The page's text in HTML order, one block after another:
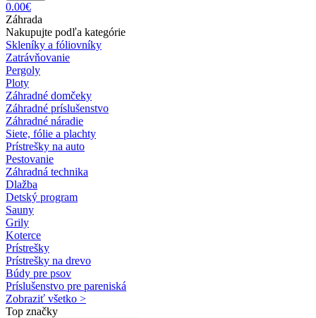
0.00€
Záhrada
Nakupujte podľa kategórie
Skleníky a fóliovníky
Zatrávňovanie
Pergoly
Ploty
Záhradné domčeky
Záhradné príslušenstvo
Záhradné náradie
Siete, fólie a plachty
Prístrešky na auto
Pestovanie
Záhradná technika
Dlažba
Detský program
Sauny
Grily
Koterce
Prístrešky
Prístrešky na drevo
Búdy pre psov
Príslušenstvo pre pareniská
Zobraziť všetko >
Top značky